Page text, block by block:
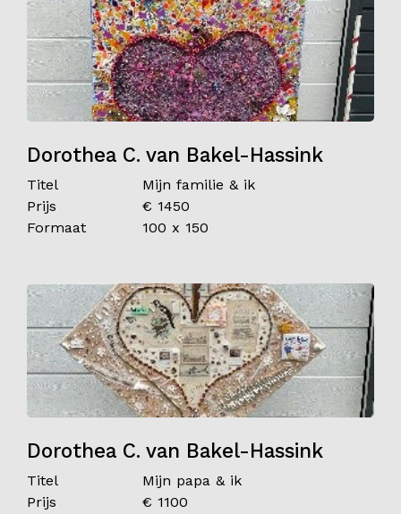
Dorothea C. van Bakel-Hassink
Titel
Mijn familie & ik
Prijs
€ 1450
Formaat
100 x 150
Dorothea C. van Bakel-Hassink
Titel
Mijn papa & ik
Prijs
€ 1100